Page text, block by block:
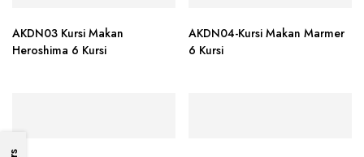
AKDN03 Kursi Makan
Heroshima 6 Kursi
AKDN04-Kursi Makan Marmer
6 Kursi